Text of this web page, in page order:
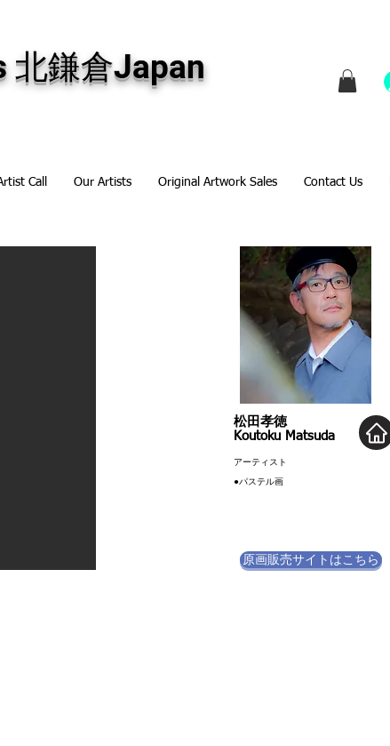
北鎌倉Japan
Call Our Artists Original Artwork Sales Contact Us
松田孝徳
Koutoku Matsuda
アーティスト
​●パステル画
原画販売サイトはこちら